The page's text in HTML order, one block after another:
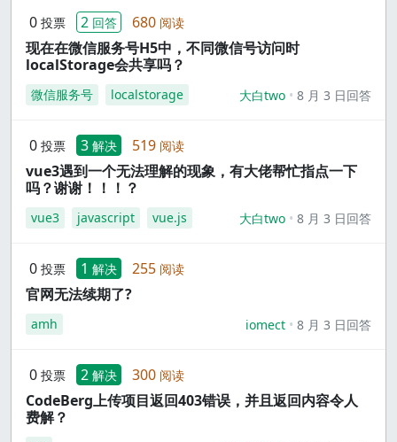
0 投票 2 回答 680 阅读
现在在微信服务号H5中，不同微信号访问时
localStorage会共享吗？
微信服务号 localstorage 大白two 8 月 3 日回答
0 投票 3 解决 519 阅读
vue3遇到一个无法理解的现象，有大佬帮忙指点一下
吗？谢谢！！！？
vue3 javascript vue.js 大白two 8 月 3 日回答
0 投票 1 解决 255 阅读
官网无法续期了?
amh iomect 8 月 3 日回答
0 投票 2 解决 300 阅读
CodeBerg上传项目返回403错误，并且返回内容令人
费解？